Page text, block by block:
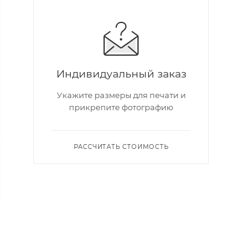
Индивидуальный заказ
Укажите размеры для печати и
прикрепите фотографию
РАССЧИТАТЬ СТОИМОСТЬ